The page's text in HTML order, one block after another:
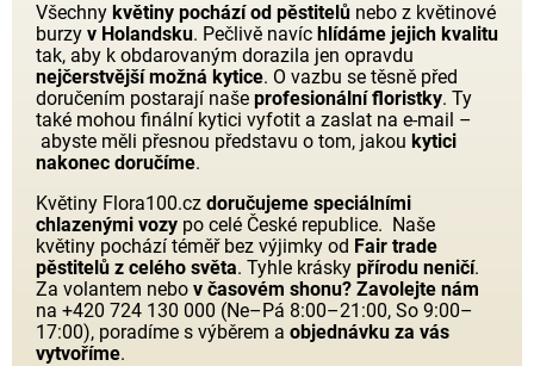
Všechny květiny pochází od pěstitelů nebo z květinové
burzy v Holandsku. Pečlivě navíc hlídáme jejich kvalitu
tak, aby k obdarovaným dorazila jen opravdu
nejčerstvější možná kytice. O vazbu se těsně před
doručením postarají naše profesionální floristky. Ty
také mohou finální kytici vyfotit a zaslat na e-mail –
abyste měli přesnou představu o tom, jakou kytici
nakonec doručíme.
Květiny Flora100.cz doručujeme speciálními
chlazenými vozy po celé České republice. Naše
květiny pochází téměř bez výjimky od Fair trade
pěstitelů z celého světa. Tyhle krásky přírodu neničí.
Za volantem nebo v časovém shonu? Zavolejte nám
na +420 724 130 000 (Ne–Pá 8:00–21:00, So 9:00–
17:00), poradíme s výběrem a objednávku za vás
vytvoříme.